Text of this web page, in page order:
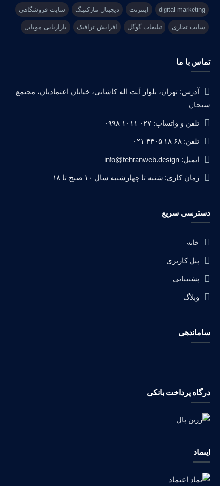
digital marketing اینترنت دیجیتال مارکتینگ سایت فروشگاهی
سایت تجاری تبلیغات گوگل افزایش ترافیک بازاریابی موبایل
تماس با ما
آدرس: تهران، بلوار آیت اله کاشانی، خیابان اعتمادیان، مجتمع
سبحان
تلفن و واتساپ: ۰۲۷ ۱۰۱۱ ۰۹۹۸
تلفن: ۶۸ ۱۸ ۴۴۰۵ ۰۲۱
ایمیل: info@tehranweb.design
زمان کاری: شنبه تا چهارشنبه سال ۱۰ صبح تا ۱۸
دسترسی سریع
خانه
پنل کاربری
پشتیبانی
وبلاگ
ساماندهی
درگاه پرداخت بانکی
اینماد